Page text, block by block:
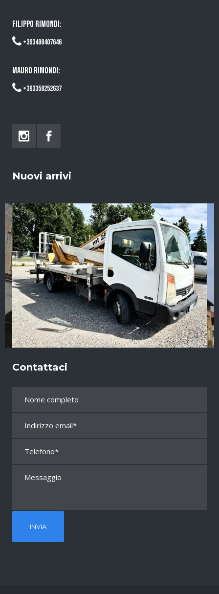
FILIPPO RIMONDI:
+393498407646
MAURO RIMONDI:
+393358252637
Nuovi arrivi
Contattaci